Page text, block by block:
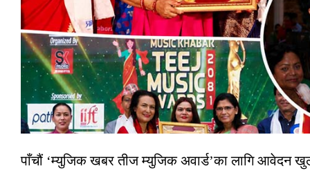
पाँचौं ‘म्युजिक खबर तीज म्युजिक अवार्ड’का लागि आवेदन